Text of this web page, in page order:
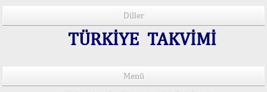
Diller
TÜRKİYE TAKVİMİ
Menü